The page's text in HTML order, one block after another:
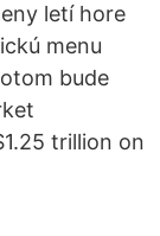
letí hore
menu
bude
trillion on